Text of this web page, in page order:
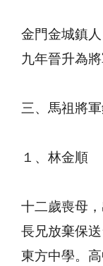
金門金城鎮
九年晉升為將
三、馬祖將
１、林金順
十二歲喪母
長兄放棄保
東方中學。